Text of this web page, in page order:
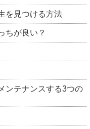
を見つける方法
ちが良い？
ンテナンスする3つの